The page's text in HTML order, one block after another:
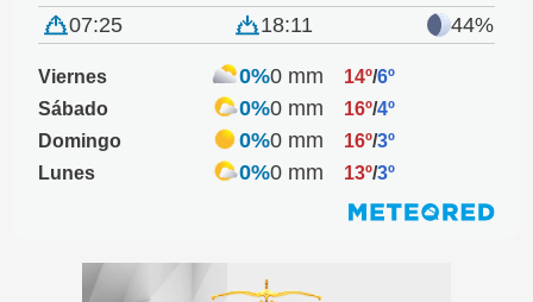
07:25 18:11 44%
Viernes 0%0 mm 14º/6º
Sábado
0%0 mm 16º/4º
Domingo
0%0 mm 16º/3º
Lunes
0%0 mm 13º/3º